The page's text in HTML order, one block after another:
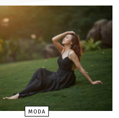
MODA